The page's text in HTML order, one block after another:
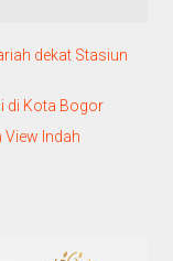
dekat Stasiun
di Kota Bogor
Indah